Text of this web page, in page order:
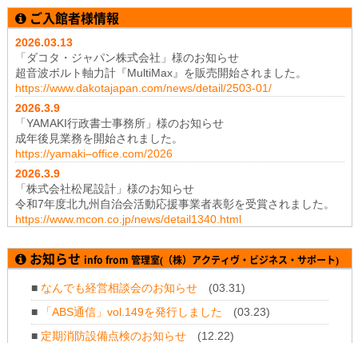
ご入館者様情報
2026.03.13
「ダコタ・ジャパン株式会社」様のお知らせ
超音波ボルト軸力計『MultiMax』を販売開始されました。
https://www.dakotajapan.com/news/detail/2503-01/
2026.3.9
「YAMAKI行政書士事務所」様のお知らせ
成年後見業務を開始されました。
https://yamaki–office.com/2026
2026.3.9
「株式会社松尾設計」様のお知らせ
令和7年度北九州自治会活動応援事業者表彰を受賞されました。
https://www.mcon.co.jp/news/detail1340.html
「株式会社テイコク」様のお知らせ
神奈川県厚木土木事務所から令和7年度所長礼状を拝受されまし
た。
https://www.teikoku-eng.co.jp/notice/11347/
2025.11 .28
「株式会社NDTアドヴァンス」様のお知らせ
お知らせ info from 管理室(（株）アクティヴ・ビジネス・サポート)
■ なんでも経営相談会のお知らせ(03.31)
■
「ABS通信」vol.149を発行しました (03.23)
■ 定期消防設備点検のお知らせ(12.22)